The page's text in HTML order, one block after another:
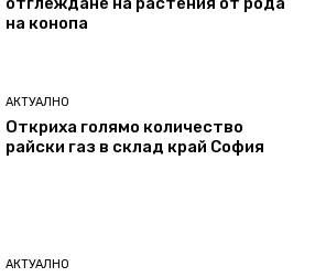
на конопа
АКТУАЛНО
Откриха голямо количество
райски газ в склад край София
АКТУАЛНО